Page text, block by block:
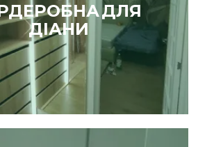
ДЛЯ
ДІАНИ